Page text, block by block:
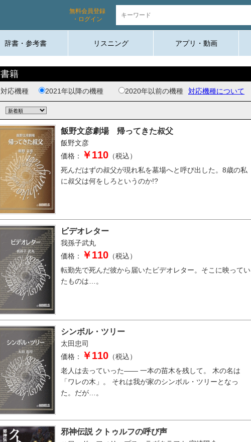
無料会員登録
・ログイン
辞書・参考書 リスニング アプリ・動画
書籍
対応機種 2021年以降の機種 2020年以前の機種 対応機種について
飯野文彦劇場 帰ってきた叔父
飯野文彦
価格：
￥110 （税込）
死んだはずの叔父が現れ私を墓場へと呼び出した。8歳の私
に叔父は何をしろというのか!?
ビデオレター
我孫子武丸
価格：
￥110 （税込）
転勤先で死んだ彼から届いたビデオレター。そこに映ってい
たものは…。
シンボル・ツリー
太田忠司
価格：
￥110 （税込）
老人は去っていった―― 一本の苗木を残して。 木の名は
「ワレの木」。 それは我が家のシンボル・ツリーとなっ
た。だが…。
邪神伝説 クトゥルフの呼び声